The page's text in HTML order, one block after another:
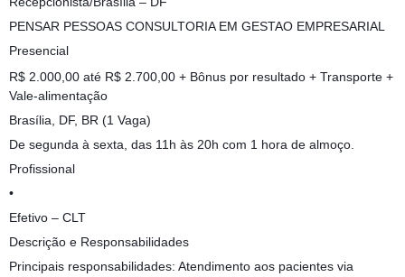
PENSAR PESSOAS CONSULTORIA EM GESTAO EMPRESARIAL
Presencial
R$ 2.000,00 até R$ 2.700,00 + Bônus por resultado + Transporte +
Vale-alimentação
Brasília, DF, BR (1 Vaga)
De segunda à sexta, das 11h às 20h com 1 hora de almoço.
Profissional
•
Efetivo – CLT
Descrição e Responsabilidades
Principais responsabilidades: Atendimento aos pacientes via